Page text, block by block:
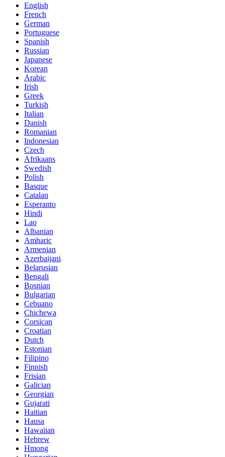
English
French
German
Portuguese
Spanish
Russian
Japanese
Korean
Arabic
Irish
Greek
Turkish
Italian
Danish
Romanian
Indonesian
Czech
Afrikaans
Swedish
Polish
Basque
Catalan
Esperanto
Hindi
Lao
Albanian
Amharic
Armenian
Azerbaijani
Belarusian
Bengali
Bosnian
Bulgarian
Cebuano
Chichewa
Corsican
Croatian
Dutch
Estonian
Filipino
Finnish
Frisian
Galician
Georgian
Gujarati
Haitian
Hausa
Hawaiian
Hebrew
Hmong